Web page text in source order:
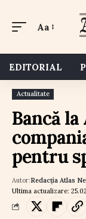
Aa
EDITORIAL
Actualitate
Bancă
pentru
Ultima actualizare:
Autor:Redacția Atlas